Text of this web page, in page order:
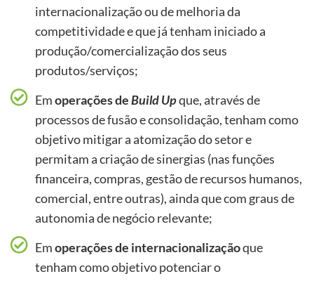
internacionalização ou de melhoria da
competitividade e que já tenham iniciado a
produção/comercialização dos seus
produtos/serviços;
Emoperações deBuildUpque, através de
processos de fusão e consolidação, tenham como
objetivo mitigar a atomização do setor e
permitam a criação de sinergias (nas funções
financeira, compras, gestão de recursos humanos,
comercial, entre outras), ainda que com graus de
autonomia de negócio relevante;
Emoperações de internacionalizaçãoque
tenham como objetivo potenciar o